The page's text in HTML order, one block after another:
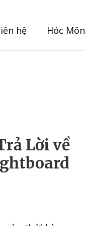
hệ Hóc Môn
Lời về